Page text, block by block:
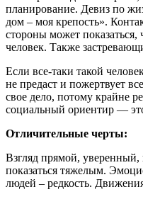
планирование. Девиз по
дом – моя крепость».
стороны может
человек. Также
Если все-таки такой
не предаст и пожертвует
свое дело, потому крайне
социальный ориентир —
Отличительные черты:
Взгляд прямой, уверенный,
показаться тяжелым.
людей – редкость.